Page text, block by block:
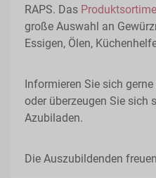
RAPS. Das
große Auswahl an
Essigen, Ölen,
Informieren Sie sich
oder überzeugen Sie sich
Azubiladen.
Die Auszubildenden